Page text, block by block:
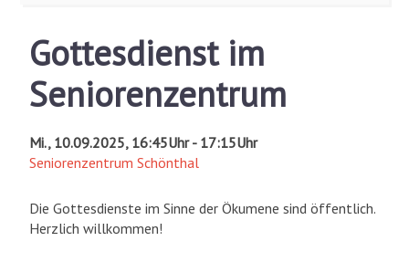
Gottesdienst im
Seniorenzentrum
Mi., 10.09.2025, 16:45Uhr - 17:15Uhr
Seniorenzentrum Schönthal
Die Gottesdienste im Sinne der Ökumene sind öffentlich.
Herzlich willkommen!